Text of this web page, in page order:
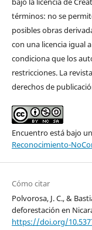
términos: no se
posibles obras
con una licencia igual
condiciona que los
restricciones. La
derechos de
Encuentro está bajo
Reconocimiento-
Cómo citar
Polvorosa, J. C., &
deforestación en
https://doi.org/